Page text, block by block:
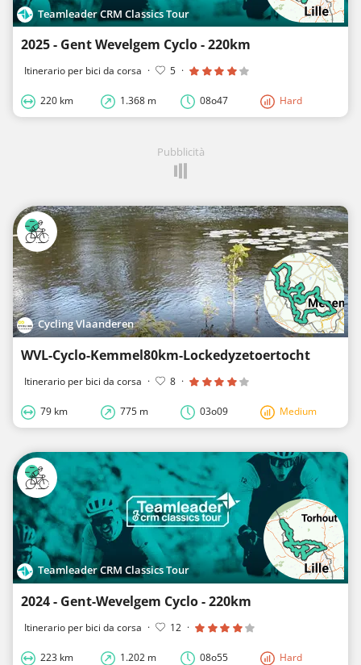
Teamleader CRM Classics Tour
2025 - Gent Wevelgem Cyclo - 220km
Itinerario per bici da corsa · 5 ·
220 km 1.368 m 08o47 Hard
Pubblicità
Cycling Vlaanderen
WVL-Cyclo-Kemmel80km-Lockedyzetoertocht
Itinerario per bici da corsa · 8 ·
79 km 775 m 03o09 Medium
Teamleader CRM Classics Tour
2024 - Gent-Wevelgem Cyclo - 220km
Itinerario per bici da corsa · 12 ·
223 km 1.202 m 08o55 Hard